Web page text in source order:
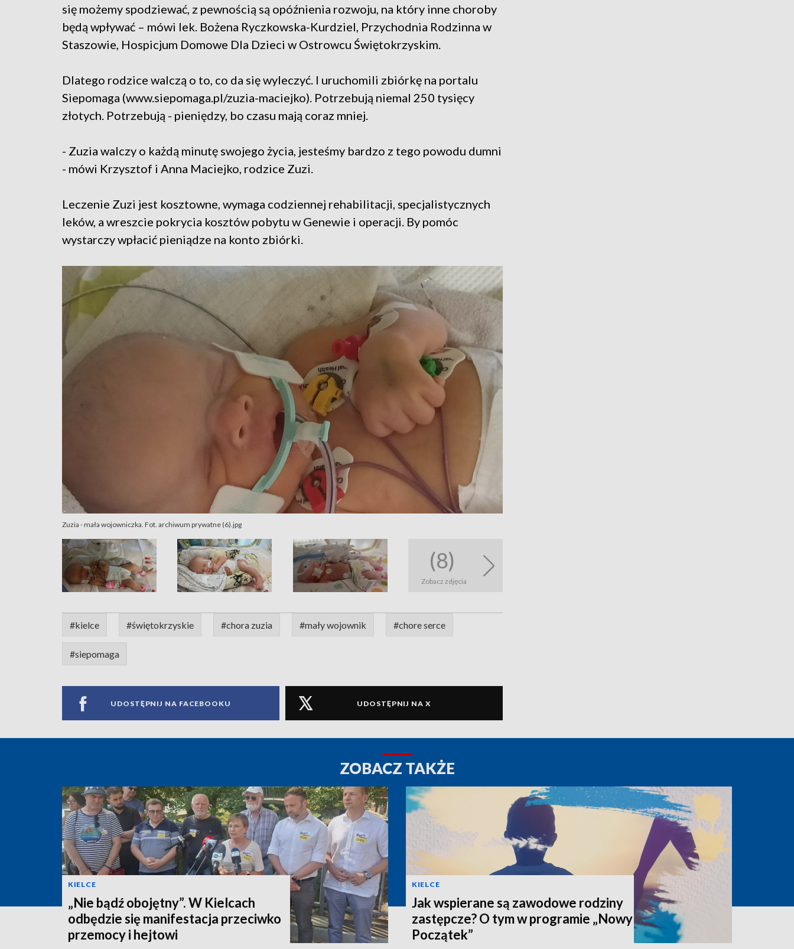
się możemy spodziewać, z pewnością są opóźnienia rozwoju, na który inne choroby
będą wpływać – mówi lek. Bożena Ryczkowska-Kurdziel, Przychodnia Rodzinna w
Staszowie, Hospicjum Domowe Dla Dzieci w Ostrowcu Świętokrzyskim.
Dlatego rodzice walczą o to, co da się wyleczyć. I uruchomili zbiórkę na portalu
Siepomaga (www.siepomaga.pl/zuzia-maciejko). Potrzebują niemal 250 tysięcy
złotych. Potrzebują - pieniędzy, bo czasu mają coraz mniej.
- Zuzia walczy o każdą minutę swojego życia, jesteśmy bardzo z tego powodu dumni
- mówi Krzysztof i Anna Maciejko, rodzice Zuzi.
Leczenie Zuzi jest kosztowne, wymaga codziennej rehabilitacji, specjalistycznych
leków, a wreszcie pokrycia kosztów pobytu w Genewie i operacji. By pomóc
wystarczy wpłacić pieniądze na konto zbiórki.
Zuzia - mała wojowniczka. Fot. archiwum prywatne (6).jpg
(8)
Zobacz zdjęcia
#kielce #świętokrzyskie #chora zuzia #mały wojownik #chore serce
#siepomaga
UDOSTĘPNIJ NA FACEBOOKU UDOSTĘPNIJ NA X
ZOBACZ TAKŻE
KIELCE
„Nie bądź obojętny”. W Kielcach
odbędzie się manifestacja przeciwko
przemocy i hejtowi
KIELCE
Jak wspierane są zawodowe rodziny
zastępcze? O tym w programie „Nowy
Początek”